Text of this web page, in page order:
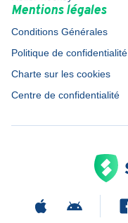
Mentions légales
Conditions Générales
Politique de confidentialité
Charte sur les cookies
Centre de confidentialité